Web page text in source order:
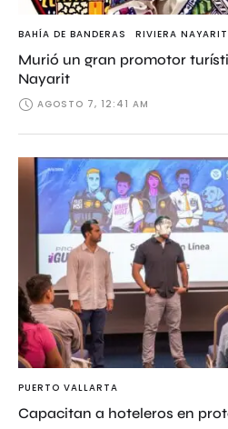
BAHÍA DE BANDERAS RIVIERA NAYARIT
Murió un gran promotor
Nayarit
AGOSTO 7, 12:41 AM
PUERTO VALLARTA
Capacitan a hoteleros en